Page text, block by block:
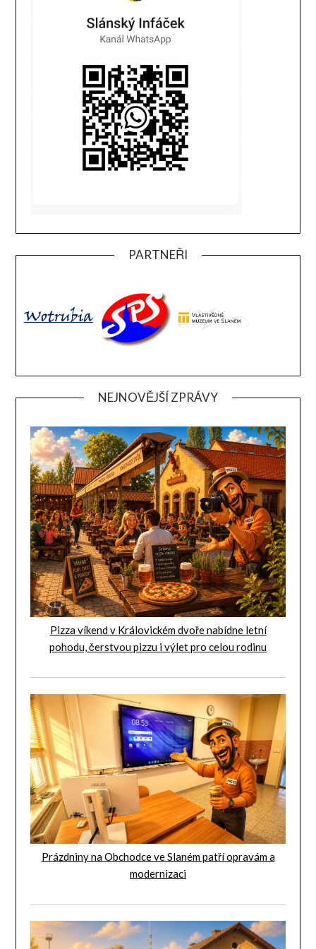
PARTNEŘI
NEJNOVĚJŠÍ ZPRÁVY
Pizza víkend v Královickém dvoře nabídne letní
pohodu, čerstvou pizzu i výlet pro celou rodinu
Prázdniny na Obchodce ve Slaném patří opravám a
modernizaci